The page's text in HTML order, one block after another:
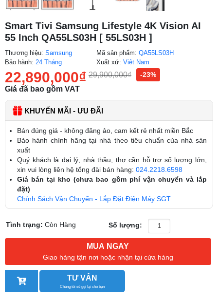
Smart Tivi Samsung Lifestyle 4K Vision AI
55 Inch QA55LS03H [ 55LS03H ]
Thương hiệu: Samsung
Bảo hành: 24 Tháng
Mã sản phẩm:QA55LS03H
Xuất xứ:Việt Nam
22,890,000₫ 29,900,000₫ -23%
Giá đã bao gồm VAT
KHUYẾN MÃI - ƯU ĐÃI
Bán đúng giá - không đăng ảo, cam kết rẻ nhất miền Bắc
Bảo hành chính hãng tại nhà theo tiêu chuẩn của nhà sản
xuất
Quý khách là đại lý, nhà thầu, thợ cần hỗ trợ số lượng lớn,
xin vui lòng liên hệ tổng đài bán hàng: 024.2218.6598
Giá bán tại kho (chưa bao gồm phí vận chuyển và lắp
đặt)
Chính Sách Vận Chuyển - Lắp Đặt Điện Máy SGT
Tình trạng:Còn Hàng Số lượng:
MUA NGAY
Giao hàng tận nơi hoặc nhận tại cửa hàng
TƯ VẤN
Chúng tôi sẽ gọi lại cho bạn